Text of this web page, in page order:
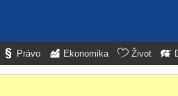
Právo Ekonomika Život